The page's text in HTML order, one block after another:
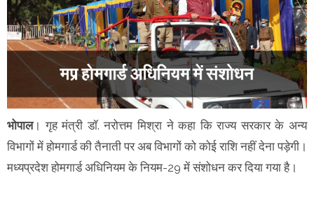
भोपाल। गृह मंत्री डॉ. नरोत्तम मिश्रा ने कहा कि राज्य सरकार के अन्य
विभागों में होमगार्ड की तैनाती पर अब विभागों को कोई राशि नहीं देना पड़ेगी।
मध्यप्रदेश होमगार्ड अधिनियम के नियम-29 में संशोधन कर दिया गया है।